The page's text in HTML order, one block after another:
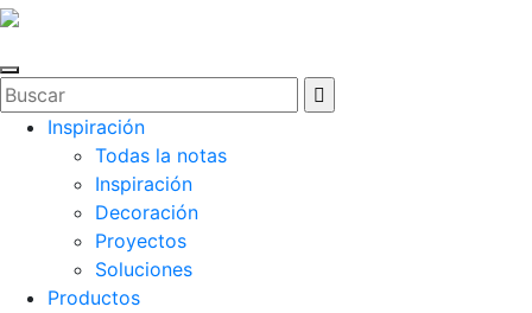
Inspiración
Todas la notas
Inspiración
Decoración
Proyectos
Soluciones
Productos